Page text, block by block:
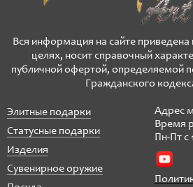
Вся информация на сайте
целях, носит справочный
публичной офертой, определяемой
Гражданского
Элитные подарки
Статусные подарки
Изделия
Сувенирное оружие
Адрес
Время
Пн-Пт с